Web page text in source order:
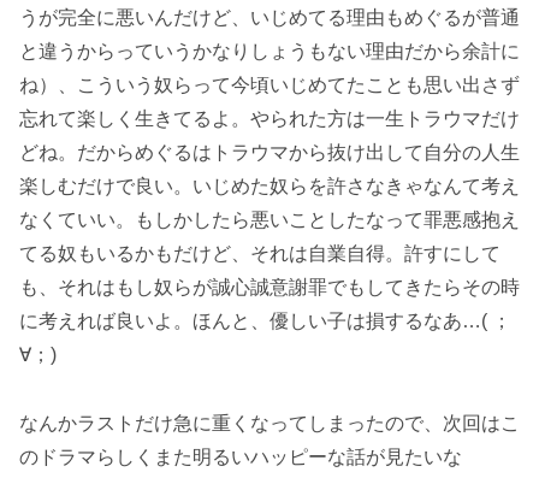
うが完全に悪いんだけど、いじめてる理由もめぐるが普通
と違うからっていうかなりしょうもない理由だから余計に
ね）、こういう奴らって今頃いじめてたことも思い出さず
忘れて楽しく生きてるよ。やられた方は一生トラウマだけ
どね。だからめぐるはトラウマから抜け出して自分の人生
楽しむだけで良い。いじめた奴らを許さなきゃなんて考え
なくていい。もしかしたら悪いことしたなって罪悪感抱え
てる奴もいるかもだけど、それは自業自得。許すにして
も、それはもし奴らが誠心誠意謝罪でもしてきたらその時
に考えれば良いよ。ほんと、優しい子は損するなあ…( ；
∀；)
なんかラストだけ急に重くなってしまったので、次回はこ
のドラマらしくまた明るいハッピーな話が見たいな